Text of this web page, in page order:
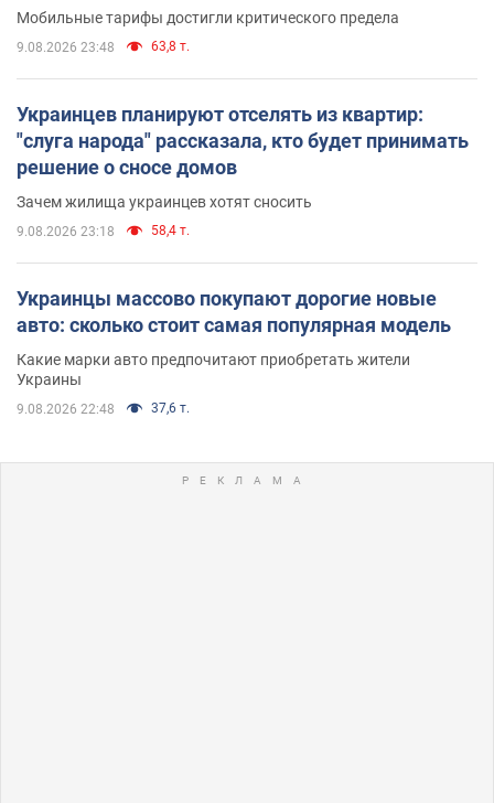
Мобильные тарифы достигли критического предела
9.08.2026 23:48 63,8 т.
Украинцев планируют отселять из квартир:
"слуга народа" рассказала, кто будет принимать
решение о сносе домов
Зачем жилища украинцев хотят сносить
9.08.2026 23:18 58,4 т.
Украинцы массово покупают дорогие новые
авто: сколько стоит самая популярная модель
Какие марки авто предпочитают приобретать жители
Украины
9.08.2026 22:48 37,6 т.